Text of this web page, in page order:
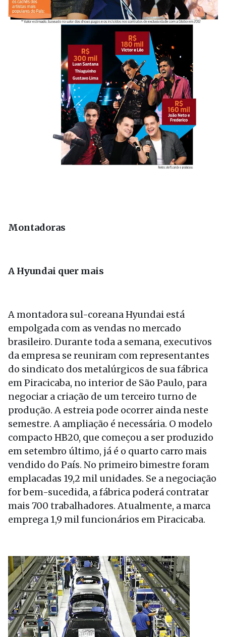
Montadoras
A Hyundai quer mais
A montadora sul-coreana Hyundai está
empolgada com as vendas no mercado
brasileiro. Durante toda a semana, executivos
da empresa se reuniram com representantes
do sindicato dos metalúrgicos de sua fábrica
em Piracicaba, no interior de São Paulo, para
negociar a criação de um terceiro turno de
produção. A estreia pode ocorrer ainda neste
semestre. A ampliação é necessária. O modelo
compacto HB20, que começou a ser produzido
em setembro último, já é o quarto carro mais
vendido do País. No primeiro bimestre foram
emplacadas 19,2 mil unidades. Se a negociação
for bem-sucedida, a fábrica poderá contratar
mais 700 trabalhadores. Atualmente, a marca
emprega 1,9 mil funcionários em Piracicaba.